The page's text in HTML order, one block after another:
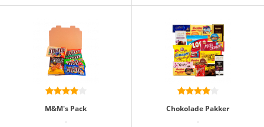
M&M's Pack
-
Chokolade Pakker
-